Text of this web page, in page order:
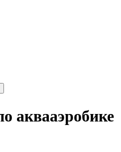
аквааэробике